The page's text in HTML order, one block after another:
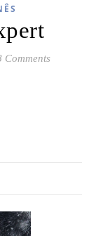
Comments